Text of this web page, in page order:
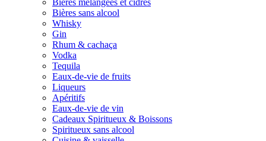
Bières mèlangées et cidres
Bières sans alcool
Whisky
Gin
Rhum & cachaça
Vodka
Tequila
Eaux-de-vie de fruits
Liqueurs
Apéritifs
Eaux-de-vie de vin
Cadeaux Spiritueux & Boissons
Spiritueux sans alcool